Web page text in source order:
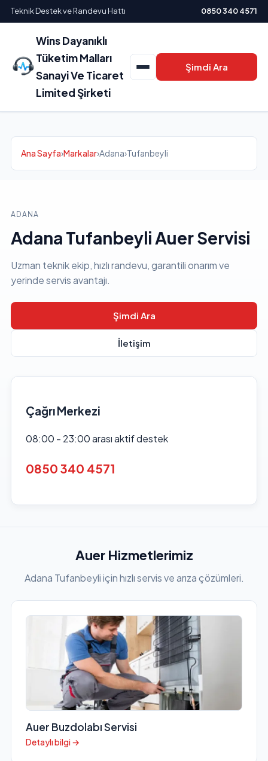
Teknik Destek ve Randevu Hattı 0850 340 4571
Wins Dayanıklı
Tüketim Malları
Sanayi Ve Ticaret
Limited Şirketi
Şimdi Ara
Ana Sayfa›Markalar›Adana›Tufanbeyli
ADANA
Adana Tufanbeyli Auer Servisi
Uzman teknik ekip, hızlı randevu, garantili onarım ve
yerinde servis avantajı.
Şimdi Ara
İletişim
Çağrı Merkezi
08:00 - 23:00 arası aktif destek
0850 340 4571
Auer Hizmetlerimiz
Adana Tufanbeyli için hızlı servis ve arıza çözümleri.
Auer Buzdolabı Servisi
Detaylı bilgi →